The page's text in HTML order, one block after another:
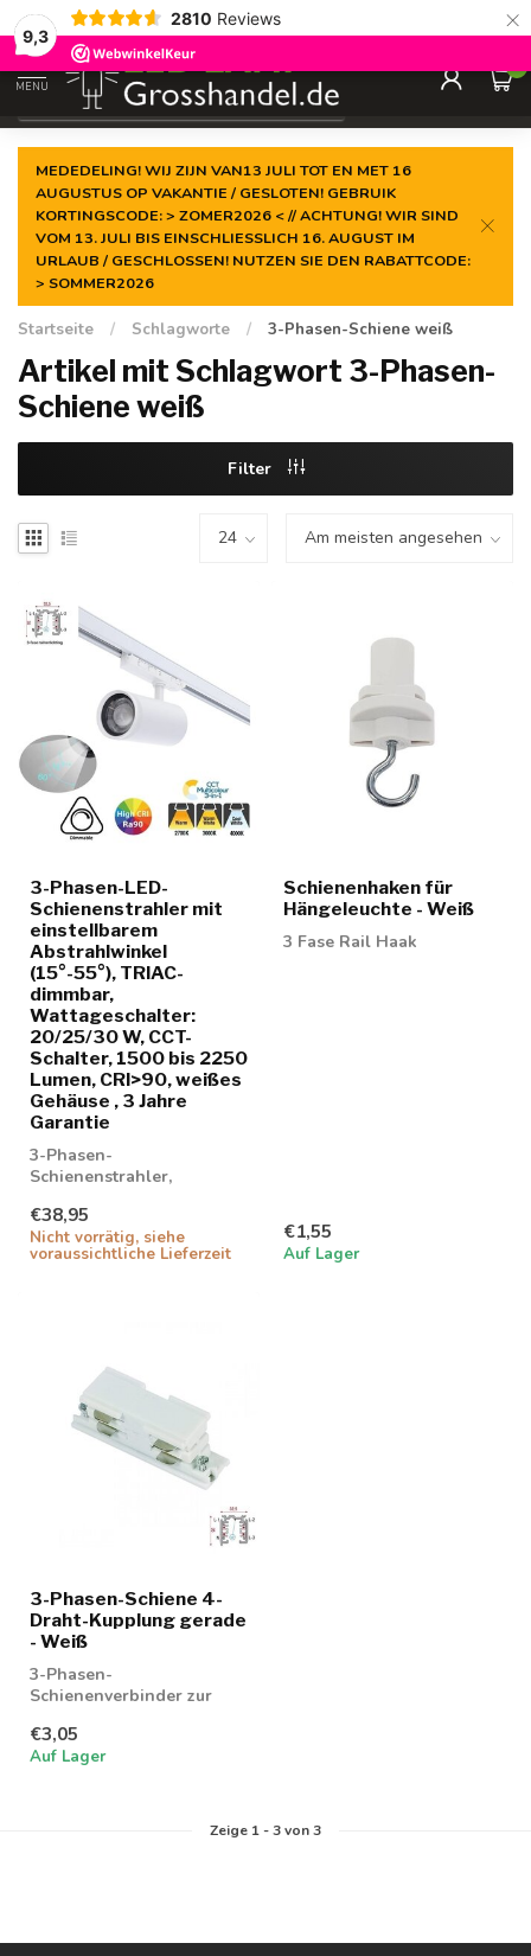
9,3
2810 Reviews ×
Garantiert derniedrigste Preis
MENU
0
MEDEDELING! WIJ ZIJN VAN13 JULI TOT EN MET 16
AUGUSTUS OP VAKANTIE / GESLOTEN! GEBRUIK
KORTINGSCODE: > ZOMER2026 < // ACHTUNG! WIR SIND
VOM 13. JULI BIS EINSCHLIESSLICH 16. AUGUST IM
URLAUB / GESCHLOSSEN! NUTZEN SIE DEN RABATTCODE:
> SOMMER2026
Startseite / Schlagworte / 3-Phasen-Schiene weiß
Artikel mit Schlagwort 3-Phasen-
Schiene weiß
Filter
3-Phasen-LED-
Schienenstrahler mit
einstellbarem
Abstrahlwinkel
(15°-55°), TRIAC-
dimmbar,
Wattageschalter:
20/25/30 W, CCT-
Schalter, 1500 bis 2250
Lumen, CRI>90, weißes
Gehäuse , 3 Jahre
Garantie
3-Phasen-
Schienenstrahler,
und Lichtfarbe. Triac-
dimmbar...
€38,95
Nicht vorrätig, siehe
voraussichtliche Lieferzeit
Schienenhaken für
Hängeleuchte - Weiß
3 Fase Rail Haak
€1,55
Auf Lager
3-Phasen-Schiene 4-
Draht-Kupplung gerade
- Weiß
3-Phasen-
Schienenverbinder zur
Phasen-Schiene mit 4
Drähten
€3,05
Auf Lager
Zeige 1-3von 3